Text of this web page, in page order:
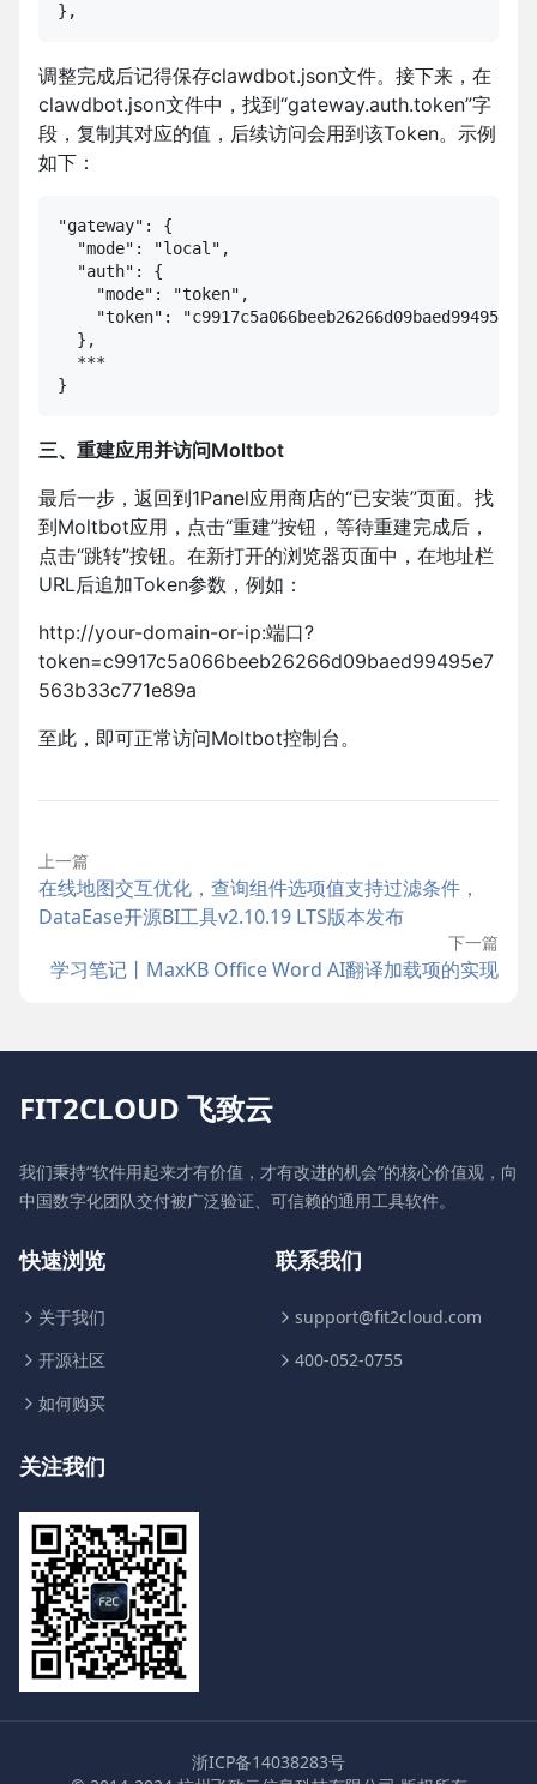
},
调整完成后记得保存clawdbot.json文件。接下来，在
clawdbot.json文件中，找到“gateway.auth.token”字
段，复制其对应的值，后续访问会用到该Token。示例
如下：
"gateway": {
  "mode": "local",
  "auth": {
    "mode": "token",
"token":
  },
  ***
}
三、重建应用并访问Moltbot
最后一步，返回到1Panel应用商店的“已安装”页面。找
到Moltbot应用，点击“重建”按钮，等待重建完成后，
点击“跳转”按钮。在新打开的浏览器页面中，在地址栏
URL后追加Token参数，例如：
http://your-domain-or-ip:端口?
token=c9917c5a066beeb26266d09baed99495e7
563b33c771e89a
至此，即可正常访问Moltbot控制台。
上一篇
在线地图交互优化，查询组件选项值支持过滤条件，
DataEase开源BI工具v2.10.19 LTS版本发布
下一篇
学习笔记丨MaxKB Office Word AI翻译加载项的实现
FIT2CLOUD 飞致云
我们秉持“软件用起来才有价值，才有改进的机会”的核心价值观，向
中国数字化团队交付被广泛验证、可信赖的通用工具软件。
快速浏览
关于我们
开源社区
如何购买
联系我们
support@fit2cloud.com
400-052-0755
关注我们
浙ICP备14038283号